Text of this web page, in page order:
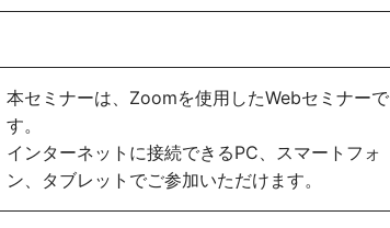
本セミナーは、Zoomを使用したWebセミナーで
す。
インターネットに接続できるPC、スマートフォ
ン、タブレットでご参加いただけます。